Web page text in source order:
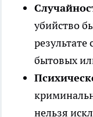
убийство
бытовых
нельзя